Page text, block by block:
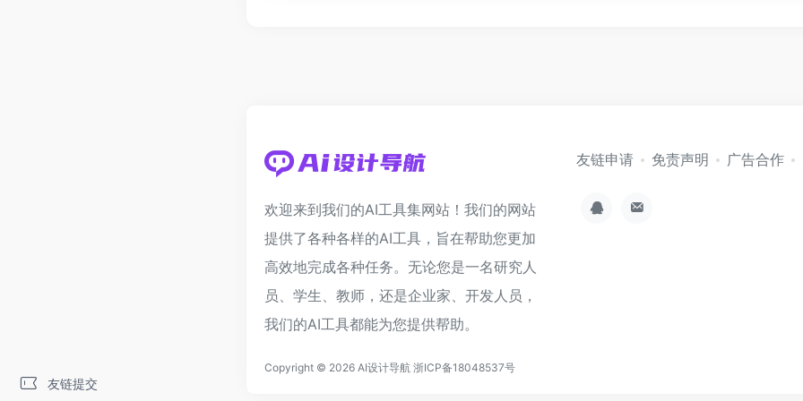
友链提交
欢迎来到我们的AI工具集网站！我们的网站
提供了各种各样的AI工具，旨在帮助您更加
高效地完成各种任务。无论您是一名研究人
员、学生、教师，还是企业家、开发人员，
我们的AI工具都能为您提供帮助。
友链申请 免责声明 广告合作
Copyright © 2026 AI设计导航 浙ICP备18048537号